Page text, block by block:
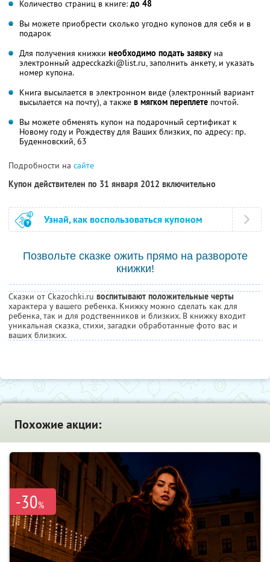
Количество страниц в книге: до 48
Вы можете приобрести сколько угодно купонов для себя и в
подарок
Для получения книжки необходимо подать заявку на
электронный адресckazki@list.ru, заполнить анкету, и указать
номер купона.
Книга высылается в электронном виде (электронный вариант
высылается на почту), а также в мягком переплете почтой.
Вы можете обменять купон на подарочный сертификат к
Новому году и Рождеству для Ваших близких, по адресу: пр.
Буденновский, 63
Подробности на сайте
Купон действителен по 31 января 2012 включительно
Узнай, как воспользоваться купоном
Позвольте сказке ожить прямо на развороте
книжки!
Сказки от Ckazochki.ru воспитывают положительные черты
характера у вашего ребенка. Книжку можно сделать как для
ребенка, так и для родственников и близких. В книжку входит
уникальная сказка, стихи, загадки обработанные фото вас и
ваших близких.
Похожие акции:
-30%